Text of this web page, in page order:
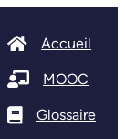
Accueil
MOOC
Glossaire